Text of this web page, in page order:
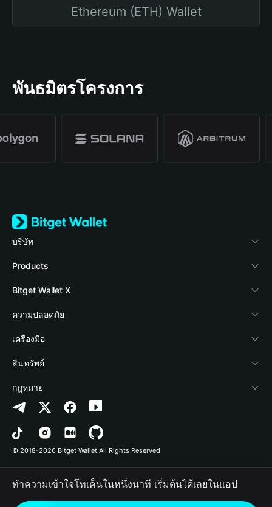
Ethereum (ETH) Wallet
พันธมิตรโครงการ
บริษัท
เกี่ยวกับ Bitget Wallet
Blog
Academy
ข่าวสารด้านคริปโต
ศูนย์ช่วยเหลือ
ติดต่อเรา
ทรัพยากรข้อมูลของแบรนด์
อาชีพ
Products
Crypto Card
Stablecoin Earn
Payfi Crypto
Crypto Swap API
Altcoin Season Index
Prediction Markets
DApp
RWA
Bitget Wallet X
นักพัฒนา
เชื่อมต่อ Wallet
Bitget Wallet Pay
ลิสต์โปรเจกต์
ความปลอดภัย
Protection Fund
เทคโนโลยีความปลอดภัย
เครื่องมือ
ซื้อคริปโต
การตรวจจับการอนุญาต
การตรวจจับสัญญา
การโอนเป็นชุด
สินทรัพย์
Arbitrum
Avalanche
Bitcoin
Polygon
กฎหมาย
นโยบายความเป็นส่วนตัว
ข้อตกลงในการใช้บริการ
© 2018-2026 Bitget Wallet All Rights Reserved
ทำความเข้าใจโทเค็นในหนึ่งนาที เริ่มต้นได้เลยในแอป